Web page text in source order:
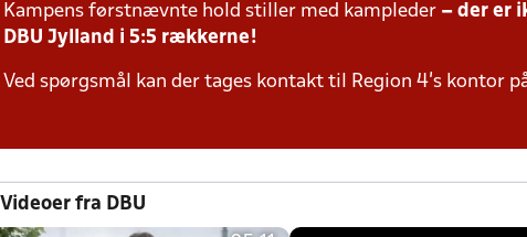
Kampens førstnævnte hold stiller med kampleder – der er
DBU Jylland i 5:5 rækkerne!
Ved spørgsmål kan der tages kontakt til Region 4's kontor
Videoer fra DBU